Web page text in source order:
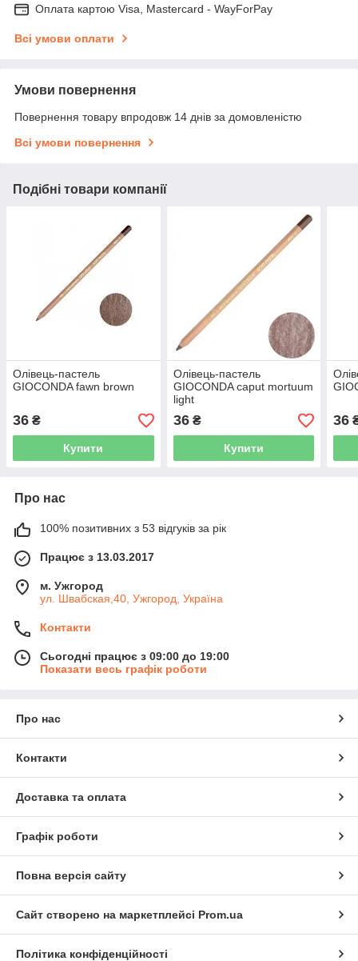
Оплата картою Visa, Mastercard - WayForPay
Всі умови оплати
Умови повернення
Повернення товару впродовж 14 днів за домовленістю
Всі умови повернення
Подібні товари компанії
Олівець-пастель
GIOCONDA fawn brown
36 ₴
Купити
Олівець-пастель
GIOCONDA caput mortuum
light
36₴
Купити
36
Про нас
100% позитивних з 53 відгуків за рік
Працює з 13.03.2017
м. Ужгород
ул. Швабская,40, Ужгород, Україна
Контакти
Сьогодні працює з 09:00 до 19:00
Показати весь графік роботи
Про нас
Контакти
Доставка та оплата
Графік роботи
Повна версія сайту
Сайт створено на маркетплейсі Prom.ua
Політика конфіденційності